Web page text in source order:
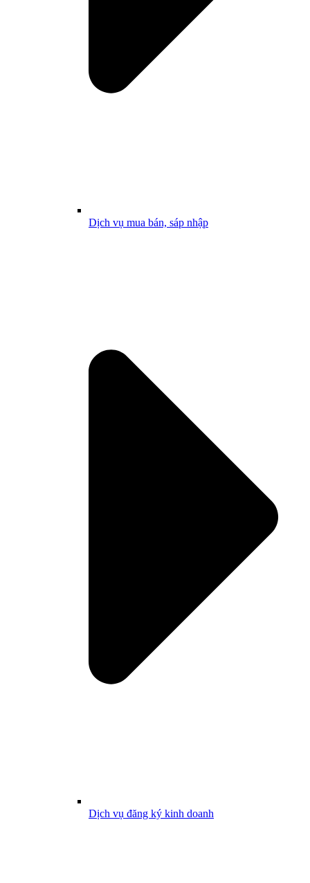
Dịch vụ mua bán, sáp nhập
Dịch vụ đăng ký kinh doanh